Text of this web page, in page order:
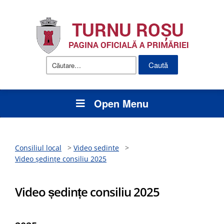
Caută
Open Menu
Consiliul local > Video sedinte
>
Video ședințe consiliu 2025
Video ședințe consiliu 2025